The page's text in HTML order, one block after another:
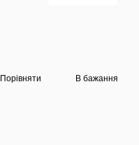
Порівняти В бажання